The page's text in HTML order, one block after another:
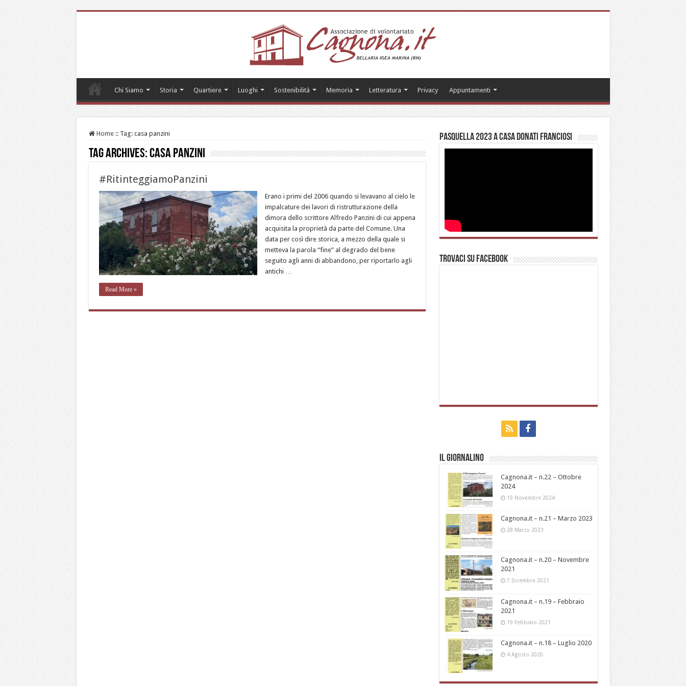
Chi Siamo Storia Quartiere Luoghi Sostenibilità Memoria Letteratura Privacy Appuntamenti
Home :: Tag: casa panzini
Tag Archives:casa panzini
#RitinteggiamoPanzini
Erano i primi del 2006 quando si levavano al cielo le
impalcature dei lavori di ristrutturazione della
dimora dello scrittore Alfredo Panzini di cui appena
acquisita la proprietà da parte del Comune. Una
data per così dire storica, a mezzo della quale si
metteva la parola “fine” al degrado del bene
seguito agli anni di abbandono, per riportarlo agli
antichi …
Read More »
Pasquella 2023 a casa Donati Franciosi
Trovaci su Facebook
Il Giornalino
Cagnona.it – n.22 – Ottobre
2024
19 Novembre 2024
Cagnona.it – n.21 – Marzo 2023
28 Marzo 2023
Cagnona.it – n.20 – Novembre
2021
7 Dicembre 2021
Cagnona.it – n.19 – Febbraio
2021
19 Febbraio 2021
Cagnona.it – n.18 – Luglio 2020
4 Agosto 2020